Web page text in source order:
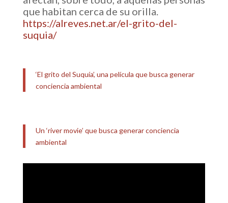
que habitan cerca de su orilla.
https://alreves.net.ar/el-grito-del-
suquia/
‘El grito del Suquía’, una película que busca generar
conciencia ambiental
Un ‘river movie’ que busca generar conciencia
ambiental